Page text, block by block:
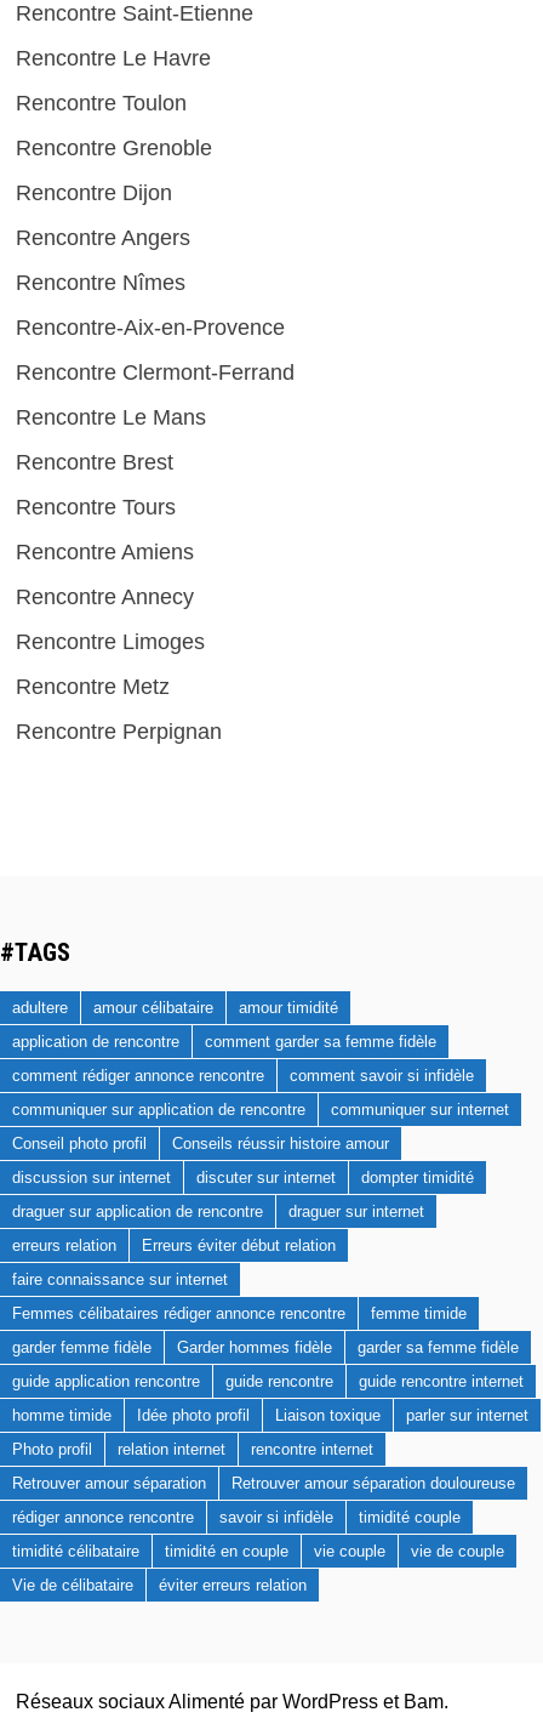
Rencontre Saint-Etienne
Rencontre Le Havre
Rencontre Toulon
Rencontre Grenoble
Rencontre Dijon
Rencontre Angers
Rencontre Nîmes
Rencontre-Aix-en-Provence
Rencontre Clermont-Ferrand
Rencontre Le Mans
Rencontre Brest
Rencontre Tours
Rencontre Amiens
Rencontre Annecy
Rencontre Limoges
Rencontre Metz
Rencontre Perpignan
#TAGS
adultere amour célibataire
amour timidité
application de rencontre
comment garder sa femme fidèle
comment rédiger annonce rencontre
comment savoir si infidèle
communiquer sur application de rencontre
communiquer sur internet
Conseil photo profil
Conseils réussir histoire amour
discussion sur internet
discuter sur internet
dompter timidité
draguer sur application de rencontre
draguer sur internet
erreurs relation
Erreurs éviter début relation
faire connaissance sur internet
Femmes célibataires rédiger annonce rencontre
femme timide
garder femme fidèle
Garder hommes fidèle
garder sa femme fidèle
guide application rencontre
guide rencontre
guide rencontre internet
homme timide
Idée photo profil Liaison toxique
parler sur internet
Photo profil
relation internet
rencontre internet
Retrouver amour séparation
Retrouver amour séparation douloureuse
rédiger annonce rencontre
savoir si infidèle
timidité couple
timidité célibataire
timidité en couple vie couple
vie de couple
Vie de célibataire
éviter erreurs relation
Réseaux sociaux Alimenté par WordPresset Bam.